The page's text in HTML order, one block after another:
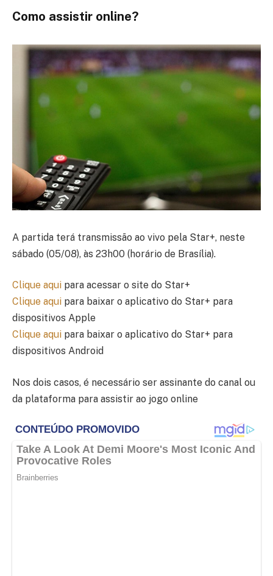
Como assistir online?
A partida terá transmissão ao vivo pela Star+, neste
sábado (05/08), às 23h00 (horário de Brasília).
Clique aqui para acessar o site do Star+
Clique aqui para baixar o aplicativo do Star+ para
dispositivos Apple
Clique aqui para baixar o aplicativo do Star+ para
dispositivos Android
Nos dois casos, é necessário ser assinante do canal ou
da plataforma para assistir ao jogo online